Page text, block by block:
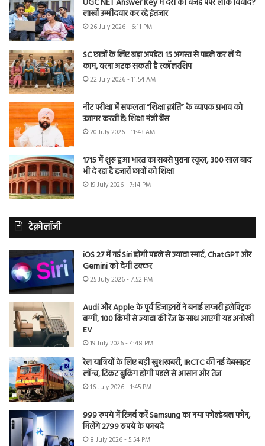
लाखों उम्मीदवार कर रहे इंतजार
26 July 2026 - 6:11 PM
SC छात्रों के लिए बड़ा अपडेट! 15 अगस्त से पहले कर लें ये
काम, वरना अटक सकती है स्कॉलरशिप
22 July 2026 - 11:54 AM
नीट परीक्षा में सफलता “शिक्षा क्रांति” के व्यापक प्रभाव को
उजागर करती है: शिक्षा मंत्री बैंस
20 July 2026 - 11:43 AM
1715 में शुरू हुआ भारत का सबसे पुराना स्कूल, 300 साल बाद
भी दे रहा है हजारों छात्रों को शिक्षा
19 July 2026 - 7:14 PM
टेक्नोलॉजी
iOS 27 में नई Siri होगी पहले से ज्यादा स्मार्ट, ChatGPT और
Gemini को देगी टक्कर
25 July 2026 - 7:52 PM
Audi और Apple के पूर्व डिजाइनरों ने बनाई लग्जरी इलेक्ट्रिक
बग्गी, 100 किमी से ज्यादा की रेंज के साथ आएगी यह अनोखी
EV
19 July 2026 - 4:48 PM
रेल यात्रियों के लिए बड़ी खुशखबरी, IRCTC की नई वेबसाइट
लॉन्च, टिकट बुकिंग होगी पहले से आसान और तेज
16 July 2026 - 1:45 PM
999 रुपये में रिजर्व करें Samsung का नया फोल्डेबल फोन,
मिलेंगे 2799 रुपये के फायदे
8 July 2026 - 5:54 PM